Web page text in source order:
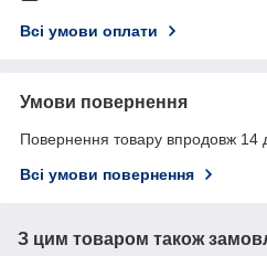
Всі умови оплати
Умови повернення
Повернення товару впродовж 14
Всі умови повернення
З цим товаром також